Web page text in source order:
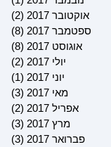
אוקטובר 2017
(2)
ספטמבר 2017
(8)
אוגוסט 2017
(8)
יולי 2017
(2)
יוני 2017
(1)
מאי 2017
(3)
אפריל 2017
(2)
מרץ 2017
(3)
פברואר 2017
(3)